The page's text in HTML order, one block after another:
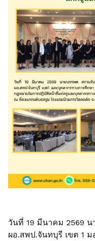
วันที่ 19 มีนาคม 2569 น
ผอ.สพป.จันทบุรี เขต 1